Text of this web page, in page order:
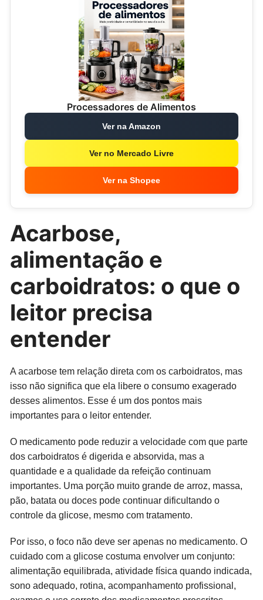
Processadores de Alimentos
Ver na Amazon
Ver no Mercado Livre
Ver na Shopee
Acarbose,
alimentação e
carboidratos: o que o
leitor precisa
entender
A acarbose tem relação direta com os carboidratos, mas
isso não significa que ela libere o consumo exagerado
desses alimentos. Esse é um dos pontos mais
importantes para o leitor entender.
O medicamento pode reduzir a velocidade com que parte
dos carboidratos é digerida e absorvida, mas a
quantidade e a qualidade da refeição continuam
importantes. Uma porção muito grande de arroz, massa,
pão, batata ou doces pode continuar dificultando o
controle da glicose, mesmo com tratamento.
Por isso, o foco não deve ser apenas no medicamento. O
cuidado com a glicose costuma envolver um conjunto:
alimentação equilibrada, atividade física quando indicada,
sono adequado, rotina, acompanhamento profissional,